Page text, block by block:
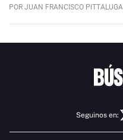
POR JUAN FRANCISCO PITTALUGA
Seguinos en: